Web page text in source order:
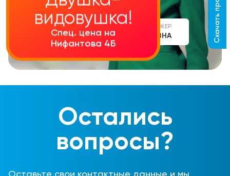
СТАРШИЙ МЕНЕДЖЕР
АЛИНА СЕРГЕЕВНА
Остались
вопросы?
видовушка!
Спец. цена на
Нифантова 4Б